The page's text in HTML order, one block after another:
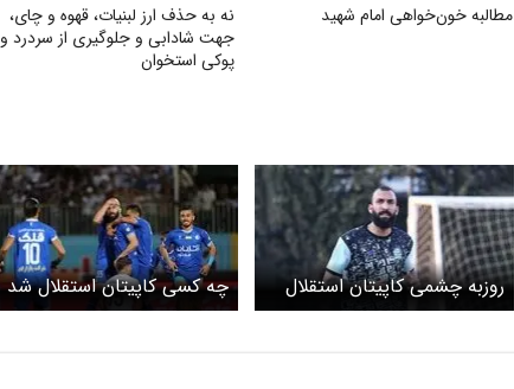
مطالبه خون‌خواهی امام شهید
نه به حذف ارز لبنیات، قهوه و چای،
جهت شادابی و جلوگیری از سردرد و
پوکی استخوان
روزبه چشمی کاپیتان استقلال
به تمرینات برگشت
چه کسی کاپیتان استقلال شد